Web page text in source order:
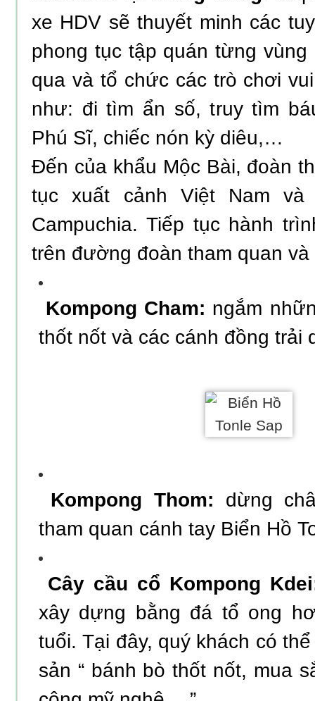
xe HDV sẽ thuyết minh các
phong tục tập quán từng
qua và tổ chức các trò chơi
như: đi tìm ẩn số, truy tìm
Phú Sĩ, chiếc nón kỳ diêu,…
Đến của khẩu Mộc Bài, đoàn
tục xuất cảnh Việt Nam và
Campuchia. Tiếp tục hành
trên đường đoàn tham quan và
Kompong Cham: ngắm
thốt nốt và các cánh đồng trải
Kompong Thom: dừng
tham quan cánh tay Biển Hồ
Cây cầu cổ Kompong
xây dựng bằng đá tổ ong
tuổi. Tại đây, quý khách có
sản “ bánh bò thốt nốt, mua